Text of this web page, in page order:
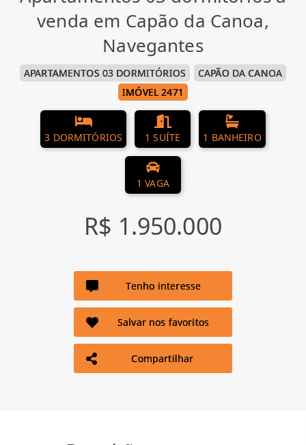
venda em Capão da Canoa,
Navegantes
APARTAMENTOS 03 DORMITÓRIOS
CAPÃO DA CANOA
IMÓVEL 2471
3 DORMITÓRIOS 1 SUÍTE 1 BANHEIRO
1 VAGA
R$ 1.950.000
Tenho interesse
Salvar nos favoritos
Compartilhar